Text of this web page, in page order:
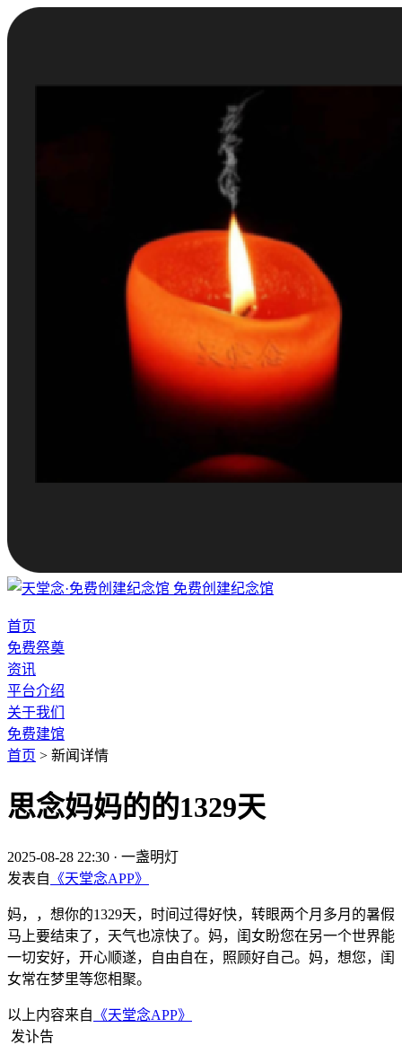
免费创建纪念馆
首页
免费祭奠
资讯
平台介绍
关于我们
免费建馆
首页 > 新闻详情
思念妈妈的的1329天
2025-08-28 22:30 · 一盏明灯
发表自 《天堂念APP》
妈，，想你的1329天，时间过得好快，转眼两个月多月的暑假
马上要结束了，天气也凉快了。妈，闺女盼您在另一个世界能
一切安好，开心顺遂，自由自在，照顾好自己。妈，想您，闺
女常在梦里等您相聚。
以上内容来自 《天堂念APP》
发讣告